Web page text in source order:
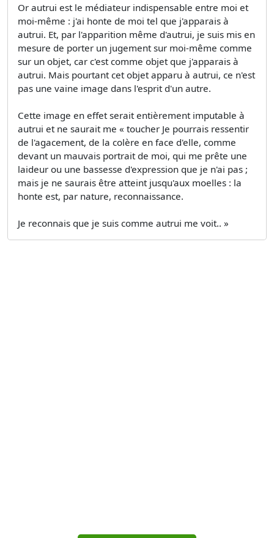
Or autrui est le médiateur indispensable entre moi et
moi-même : j'ai honte de moi tel que j'apparais à
autrui. Et, par l'apparition même d'autrui, je suis mis en
mesure de porter un jugement sur moi-même comme
sur un objet, car c'est comme objet que j'apparais à
autrui. Mais pourtant cet objet apparu à autrui, ce n'est
pas une vaine image dans l'esprit d'un autre.
Cette image en effet serait entièrement imputable à
autrui et ne saurait me « toucher Je pourrais ressentir
de l'agacement, de la colère en face d'elle, comme
devant un mauvais portrait de moi, qui me prête une
laideur ou une bassesse d'expression que je n'ai pas ;
mais je ne saurais être atteint jusqu'aux moelles : la
honte est, par nature, reconnaissance.
Je reconnais que je suis comme autrui me voit.. »